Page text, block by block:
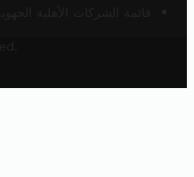
قائمة الشركات الأهلية الجهوية